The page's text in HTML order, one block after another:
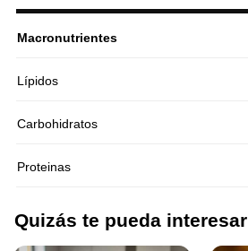
Macronutrientes
Lípidos
Carbohidratos
Proteinas
Quizás te pueda interesar